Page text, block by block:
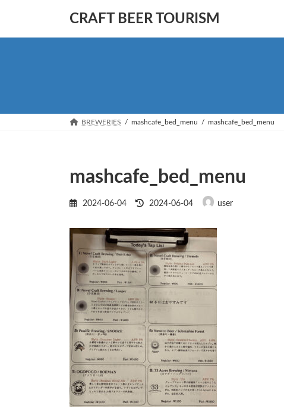
テ
ゲ
CRAFT BEER TOURISM
BREWERIES mashcafe_bed_menu mashcafe_bed_menu
mashcafe_bed_menu
2024-06-04
最
新
日
時
:
2024-06-04 user